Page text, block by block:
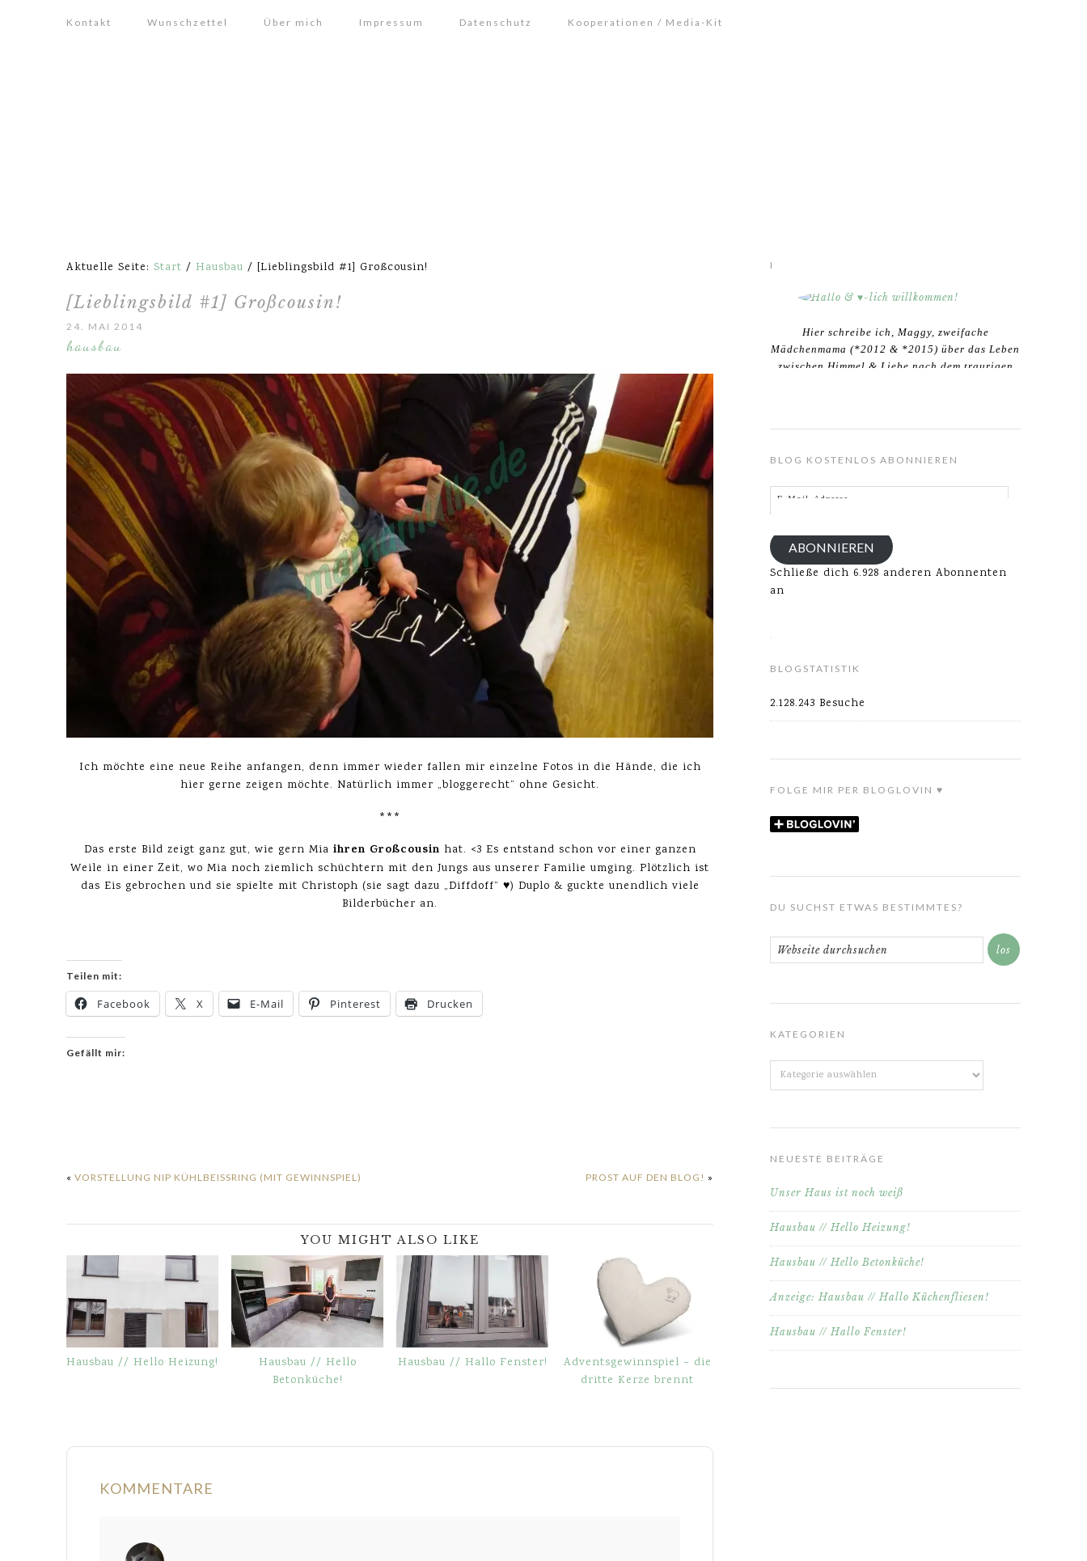
Kontakt Wunschzettel Über mich Impressum Datenschutz Kooperationen / Media-Kit
Aktuelle Seite: Start / Hausbau / [Lieblingsbild #1] Großcousin!
[Lieblingsbild #1] Großcousin!
24. MAI 2014
hausbau
Ich möchte eine neue Reihe anfangen, denn immer wieder fallen mir einzelne Fotos in die Hände, die ich
hier gerne zeigen möchte. Natürlich immer „bloggerecht“ ohne Gesicht.
***
Das erste Bild zeigt ganz gut, wie gern Mia ihren Großcousin hat. <3 Es entstand schon vor einer ganzen
Weile in einer Zeit, wo Mia noch ziemlich schüchtern mit den Jungs aus unserer Familie umging. Plötzlich ist
das Eis gebrochen und sie spielte mit Christoph (sie sagt dazu „Diffdoff“ ♥) Duplo & guckte unendlich viele
Bilderbücher an.
Teilen mit:
Facebook X E-Mail Pinterest Drucken
Gefällt mir:
« VORSTELLUNG NIP KÜHLBEISSRING (MIT GEWINNSPIEL) PROST AUF DEN BLOG! »
YOU MIGHT ALSO LIKE
Hausbau // Hello Heizung!
Hausbau // Hello
Betonküche!
Hausbau // Hallo Fenster!
Adventsgewinnspiel – die
dritte Kerze brennt
KOMMENTARE
HALLO & ♥-LICH WILLKOMMEN!
Hier schreibe ich, Maggy, zweifache
Mädchenmama (*2012 & *2015) über das Leben
zwischen Himmel & Liebe nach dem traurigen
BLOG KOSTENLOS ABONNIEREN
E-
Mail-
ABONNIEREN
Schließe dich 6.928 anderen Abonnenten
an
BLOGSTATISTIK
2.128.243 Besuche
FOLGE MIR PER BLOGLOVIN ♥
DU SUCHST ETWAS BESTIMMTES?
KATEGORIEN
Kategorien
NEUESTE BEITRÄGE
Unser Haus ist noch weiß
Hausbau // Hello Heizung!
Hausbau // Hello Betonküche!
Anzeige: Hausbau // Hallo Küchenfliesen!
Hausbau // Hallo Fenster!